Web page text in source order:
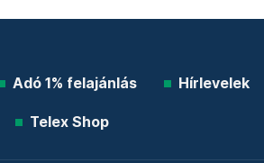
Adó 1% felajánlás Hírlevelek
Telex Shop